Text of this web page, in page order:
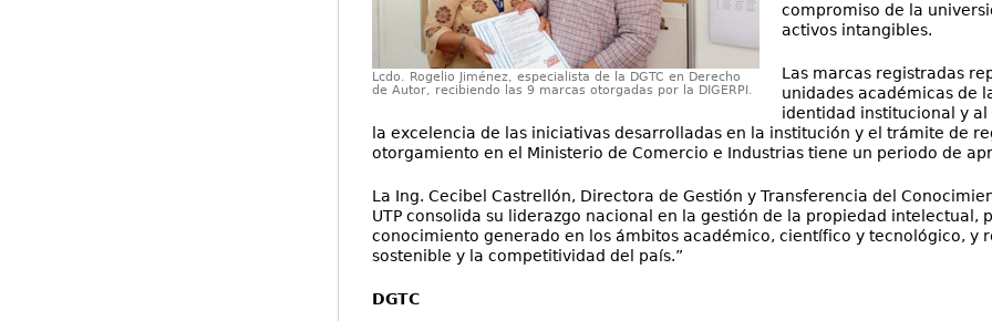
Lcdo. Rogelio Jiménez, especialista de la DGTC en Derecho
de Autor, recibiendo las 9 marcas otorgadas por la DIGERPI.
compromiso de la
activos intangibles.
Las marcas registradas
unidades académicas de
identidad institucional y
la excelencia de las iniciativas desarrolladas en la institución y el trámite de
otorgamiento en el Ministerio de Comercio e Industrias tiene un periodo de
La Ing. Cecibel Castrellón, Directora de Gestión y Transferencia del
UTP consolida su liderazgo nacional en la gestión de la propiedad intelectual,
conocimiento generado en los ámbitos académico, científico y tecnológico, y
sostenible y la competitividad del país.”
DGTC